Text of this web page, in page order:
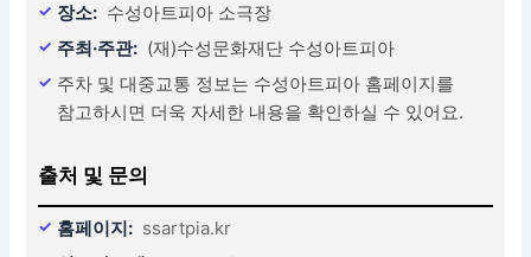
장소: 수성아트피아 소극장
주최·주관: (재)수성문화재단 수성아트피아
주차 및 대중교통 정보는 수성아트피아 홈페이지를
참고하시면 더욱 자세한 내용을 확인하실 수 있어요.
출처 및 문의
홈페이지: ssartpia.kr